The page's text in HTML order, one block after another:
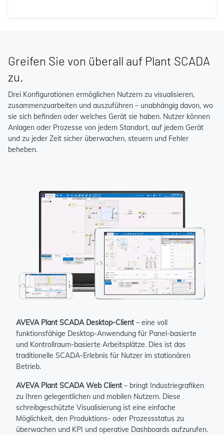
Greifen Sie von überall auf Plant SCADA
zu.
Drei Konfigurationen ermöglichen Nutzern zu visualisieren,
zusammenzuarbeiten und auszuführen – unabhängig davon, wo
sie sich befinden oder welches Gerät sie haben. Nutzer können
Anlagen oder Prozesse von jedem Standort, auf jedem Gerät
und zu jeder Zeit sicher überwachen, steuern und Fehler
beheben.
AVEVA Plant SCADA Desktop-Client– eine voll
funktionsfähige Desktop-Anwendung für Panel-basierte
und Kontrollraum-basierte Arbeitsplätze. Dies ist das
traditionelle SCADA-Erlebnis für Nutzer im stationären
Betrieb.
AVEVA Plant SCADA Web Client– bringt Industriegrafiken
zu Ihren gelegentlichen und mobilen Nutzern. Diese
schreibgeschützte Visualisierung ist eine einfache
Möglichkeit, den Produktions- oder Prozessstatus zu
überwachen und KPI und operative Dashboards aufzurufen.